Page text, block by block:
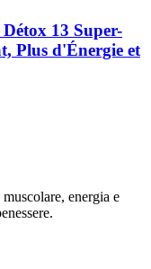
13 Super-
Plus d'Énergie et
energia e